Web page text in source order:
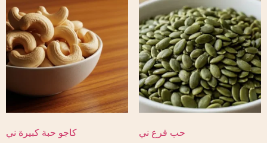
كاجو حبة كبيرة ني حب قرع ني